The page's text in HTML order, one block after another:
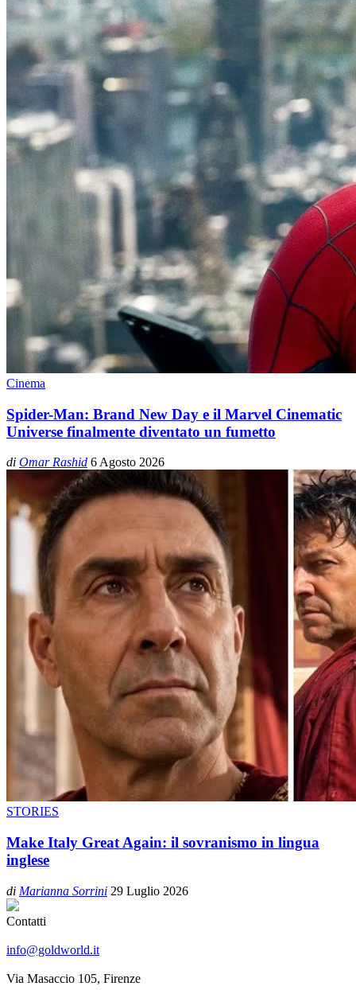
Cinema
Spider-Man: Brand New Day e il Marvel Cinematic
Universe finalmente diventato un fumetto
di Omar Rashid 6 Agosto 2026
STORIES
Make Italy Great Again: il sovranismo in lingua
inglese
di Marianna Sorrini 29 Luglio 2026
Contatti
info@goldworld.it
Via Masaccio 105, Firenze